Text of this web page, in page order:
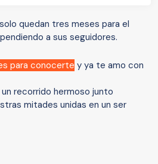
quedan tres meses para el
a sus seguidores.
para conocerte y ya te amo con
recorrido hermoso junto
mitades unidas en un ser